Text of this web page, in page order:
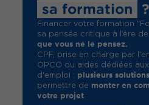
sa formation
?
Financer votre formation
sa pensée critique à l’ère de
que vous ne le pensez.
CPF, prise en charge par
OPCO ou aides dédiées
d'emploi : plusieurs solutions
permettre de monter en
votre projet.